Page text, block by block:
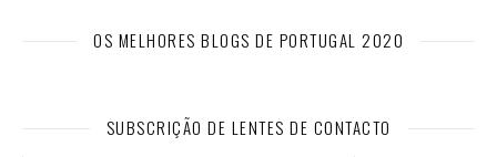
OS MELHORES BLOGS DE PORTUGAL 2020
SUBSCRIÇÃO DE LENTES DE CONTACTO